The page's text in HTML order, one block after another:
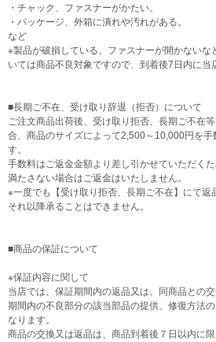
・チャック、ファスナーがかたい。
・パッケージ、外箱に潰れや汚れがある。
など
※製品が破損している、ファスナーが開かないな
いては商品不良対象ですので、到着後7日内に当
■長期ご不在、受け取り辞退（拒否）について
ご注文商品出荷後、受け取り拒否、長期ご不在
合、商品のサイズによって2,500～10,000円を手
す。
手数料はご返金金額より差し引かせていただく
満たさない場合はご返金はいたしません。
※一度でも【受け取り拒否、長期ご不在】にて返
それ以降承ることはできません。
■商品の保証について
※保証内容に関して
当店では、保証期間内の返品又は、同商品との
期間内の不良部分の該当部品の提供、修復方法
なります。
商品の交換又は返品は、商品到着後７日以内に